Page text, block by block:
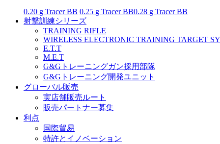
0.20 g Tracer BB 0.25 g Tracer BB0.28 g Tracer BB
射撃訓練シリーズ
TRAINING RIFLE
WIRELESS ELECTRONIC TRAINING TARGET
E.T.T
M.E.T
G&Gトレーニングガン採用部隊
G&Gトレーニング開発ユニット
グローバル販売
実店舗販売ルート
販売パートナー募集
利点
国際貿易
特許とイノベーション